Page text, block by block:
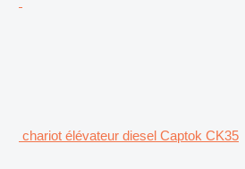
chariot élévateur diesel Captok CK35